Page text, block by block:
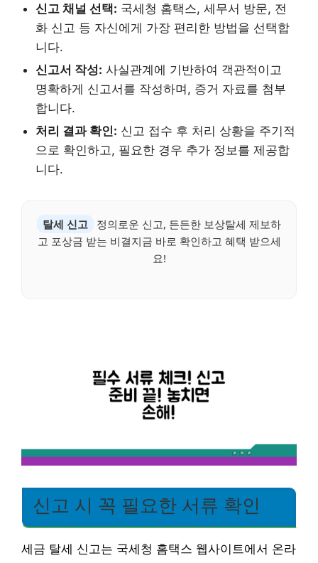
신고 채널 선택: 국세청 홈택스, 세무서 방문, 전
화 신고 등 자신에게 가장 편리한 방법을 선택합
니다.
신고서 작성: 사실관계에 기반하여 객관적이고
명확하게 신고서를 작성하며, 증거 자료를 첨부
합니다.
처리 결과 확인: 신고 접수 후 처리 상황을 주기적
으로 확인하고, 필요한 경우 추가 정보를 제공합
니다.
탈세 신고
정의로운 신고, 든든한 보상탈세 제보하
고 포상금 받는 비결지금 바로 확인하고 혜택 받으세
요!
신고 시 꼭 필요한 서류 확인
세금 탈세 신고는 국세청 홈택스 웹사이트에서 온라